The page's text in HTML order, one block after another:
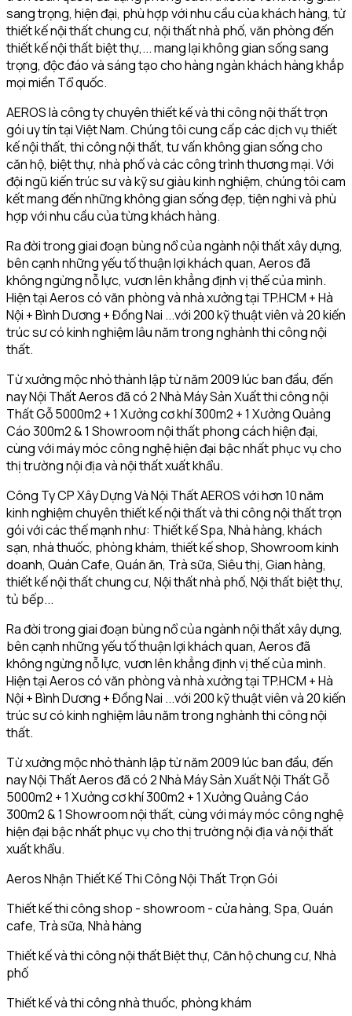
sang trọng, hiện đại, phù hợp với nhu cầu của khách hàng, từ
thiết kế nội thất chung cư, nội thất nhà phố, văn phòng đến
thiết kế nội thất biệt thự,... mang lại không gian sống sang
trọng, độc đáo và sáng tạo cho hàng ngàn khách hàng khắp
mọi miền Tổ quốc.
AEROS là công ty chuyên thiết kế và thi công nội thất trọn
gói uy tín tại Việt Nam. Chúng tôi cung cấp các dịch vụ thiết
kế nội thất, thi công nội thất, tư vấn không gian sống cho
căn hộ, biệt thự, nhà phố và các công trình thương mại. Với
đội ngũ kiến trúc sư và kỹ sư giàu kinh nghiệm, chúng tôi cam
kết mang đến những không gian sống đẹp, tiện nghi và phù
hợp với nhu cầu của từng khách hàng.
Ra đời trong giai đoạn bùng nổ của ngành nội thất xây dựng,
bên cạnh những yếu tố thuận lợi khách quan, Aeros đã
không ngừng nỗ lực, vươn lên khẳng định vị thế của mình.
Hiện tại Aeros có văn phòng và nhà xưởng tại TP.HCM + Hà
Nội + Bình Dương + Đồng Nai ...với 200 kỹ thuật viên và 20 kiến
trúc sư có kinh nghiệm lâu năm trong nghành thi công nội
thất.
Từ xưởng mộc nhỏ thành lập từ năm 2009 lúc ban đầu, đến
nay Nội Thất Aeros đã có 2 Nhà Máy Sản Xuất thi công nội
Thất Gỗ 5000m2 + 1 Xưởng cơ khí 300m2 + 1 Xưởng Quảng
Cáo 300m2 & 1 Showroom nội thất phong cách hiện đại,
cùng với máy móc công nghệ hiện đại bậc nhất phục vụ cho
thị trường nội địa và nội thất xuất khẩu.
Công Ty CP Xây Dựng Và Nội Thất AEROS với hơn 10 năm
kinh nghiệm chuyên thiết kế nội thất và thi công nội thất trọn
gói với các thế mạnh như: Thiết kế Spa, Nhà hàng, khách
sạn, nhà thuốc, phòng khám, thiết kế shop, Showroom kinh
doanh, Quán Cafe, Quán ăn, Trà sữa, Siêu thị, Gian hàng,
thiết kế nội thất chung cư, Nội thất nhà phố, Nội thất biệt thự,
tủ bếp...
Ra đời trong giai đoạn bùng nổ của ngành nội thất xây dựng,
bên cạnh những yếu tố thuận lợi khách quan, Aeros đã
không ngừng nỗ lực, vươn lên khẳng định vị thế của mình.
Hiện tại Aeros có văn phòng và nhà xưởng tại TP.HCM + Hà
Nội + Bình Dương + Đồng Nai ...với 200 kỹ thuật viên và 20 kiến
trúc sư có kinh nghiệm lâu năm trong nghành thi công nội
thất.
Từ xưởng mộc nhỏ thành lập từ năm 2009 lúc ban đầu, đến
nay Nội Thất Aeros đã có 2 Nhà Máy Sản Xuất Nội Thất Gỗ
5000m2 + 1 Xưởng cơ khí 300m2 + 1 Xưởng Quảng Cáo
300m2 & 1 Showroom nội thất, cùng với máy móc công nghệ
hiện đại bậc nhất phục vụ cho thị trường nội địa và nội thất
xuất khẩu.
Aeros Nhận Thiết Kế Thi Công Nội Thất Trọn Gói
Thiết kế thi công shop - showroom - cửa hàng, Spa, Quán
cafe, Trà sữa, Nhà hàng
Thiết kế và thi công nội thất Biệt thự, Căn hộ chung cư, Nhà
phố
Thiết kế và thi công nhà thuốc, phòng khám